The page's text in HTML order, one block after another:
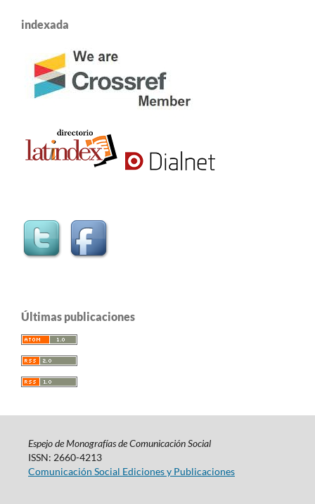
indexada
Últimas publicaciones
Espejo de Monografías de Comunicación Social
ISSN: 2660-4213
Comunicación Social Ediciones y Publicaciones